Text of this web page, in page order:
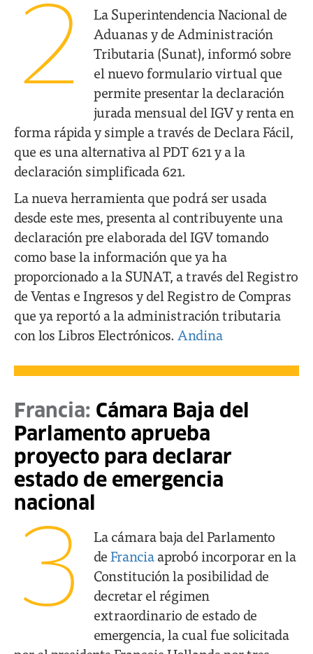
2
La Superintendencia Nacional de
Aduanas y de Administración
Tributaria (Sunat), informó sobre
el nuevo formulario virtual que
permite presentar la declaración
jurada mensual del IGV y renta en
forma rápida y simple a través de Declara Fácil,
que es una alternativa al PDT 621 y a la
declaración simplificada 621.
La nueva herramienta que podrá ser usada
desde este mes, presenta al contribuyente una
declaración pre elaborada del IGV tomando
como base la información que ya ha
proporcionado a la SUNAT, a través del Registro
de Ventas e Ingresos y del Registro de Compras
que ya reportó a la administración tributaria
con los Libros Electrónicos. Andina
Francia: Cámara Baja del
Parlamento aprueba
proyecto para declarar
estado de emergencia
nacional
3
La cámara baja del Parlamento
deFranciaaprobó incorporar en la
Constitución la posibilidad de
decretar el régimen
extraordinario de estado de
emergencia, la cual fue solicitada